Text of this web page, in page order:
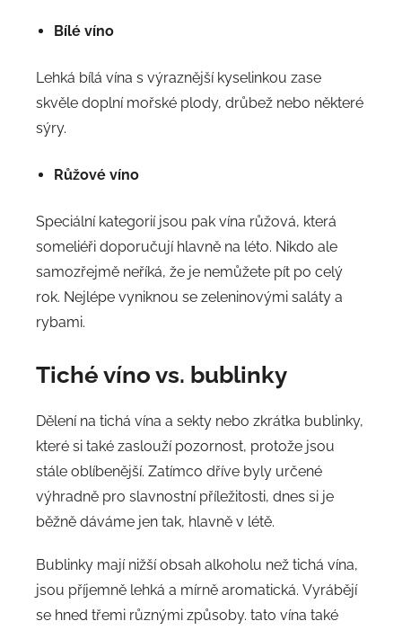
Bílé víno
Lehká bílá vína s výraznější kyselinkou zase
skvěle doplní mořské plody, drůbež nebo některé
sýry.
Růžové víno
Speciální kategorií jsou pak vína růžová, která
someliéři doporučují hlavně na léto. Nikdo ale
samozřejmě neříká, že je nemůžete pít po celý
rok. Nejlépe vyniknou se zeleninovými saláty a
rybami.
Tiché víno vs. bublinky
Dělení na tichá vína a sekty nebo zkrátka bublinky,
které si také zaslouží pozornost, protože jsou
stále oblíbenější. Zatímco dříve byly určené
výhradně pro slavnostní příležitosti, dnes si je
běžně dáváme jen tak, hlavně v létě.
Bublinky mají nižší obsah alkoholu než tichá vína,
jsou příjemně lehká a mírně aromatická. Vyrábějí
se hned třemi různými způsoby. tato vína také